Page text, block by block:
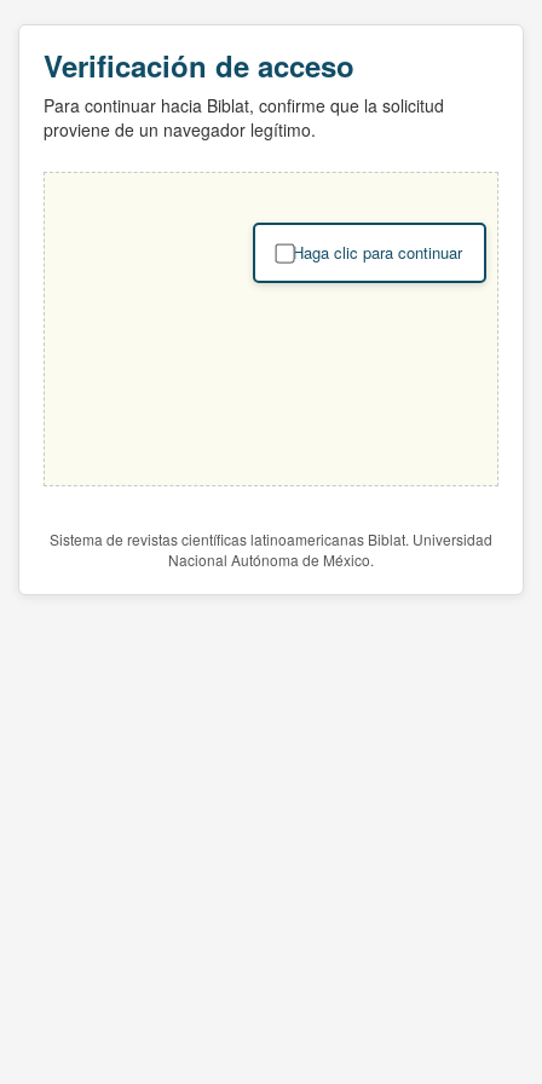
Verificación de acceso
Para continuar hacia Biblat, confirme que la solicitud
proviene de un navegador legítimo.
Haga clic para continuar
Sistema de revistas científicas latinoamericanas Biblat. Universidad
Nacional Autónoma de México.